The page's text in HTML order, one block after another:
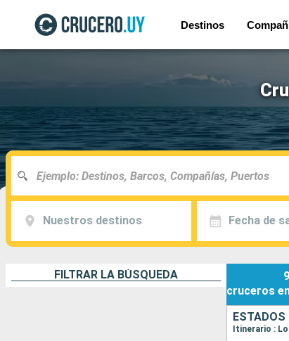
Destinos
Nuestros destinos Fecha de
FILTRAR LA BÚSQUEDA
9
cruceros
ESTADOS
Itinerario :